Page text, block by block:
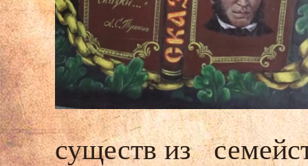
существ из